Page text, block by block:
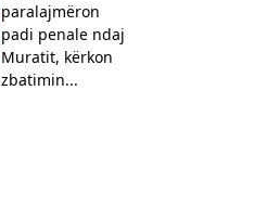
paralajmëron
padi penale ndaj
Muratit, kërkon
zbatimin...